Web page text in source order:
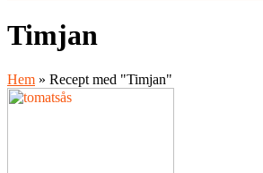
Timjan
Hem » Recept med "Timjan"